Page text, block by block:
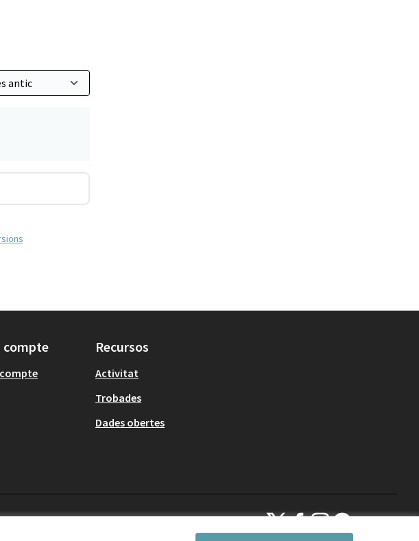
compte Recursos
Activitat
Trobades
Dades obertes
Decidim Sant Cugat a X
Decidim Sant Cugat a Facebook
Decidim Sant Cugat a
(Enllaç extern)
Decidim Sant Cugat
(Enllaç extern)